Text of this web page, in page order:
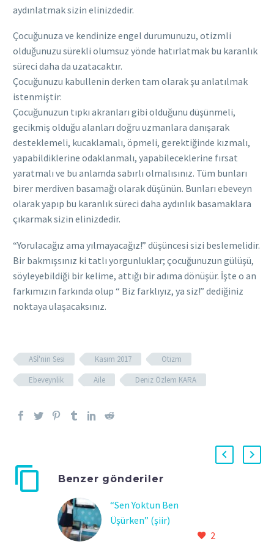
aydınlatmak sizin elinizdedir.
Çocuğunuza ve kendinize engel durumunuzu, otizmli
olduğunuzu sürekli olumsuz yönde hatırlatmak bu karanlık
süreci daha da uzatacaktır.
Çocuğunuzu kabullenin derken tam olarak şu anlatılmak
istenmiştir:
Çocuğunuzun tıpkı akranları gibi olduğunu düşünmeli,
gecikmiş olduğu alanları doğru uzmanlara danışarak
desteklemeli, kucaklamalı, öpmeli, gerektiğinde kızmalı,
yapabildiklerine odaklanmalı, yapabileceklerine fırsat
yaratmalı ve bu anlamda sabırlı olmalısınız. Tüm bunları
birer merdiven basamağı olarak düşünün. Bunları ebeveyn
olarak yapıp bu karanlık süreci daha aydınlık basamaklara
çıkarmak sizin elinizdedir.
“Yorulacağız ama yılmayacağız!” düşüncesi sizi beslemelidir.
Bir bakmışsınız ki tatlı yorgunluklar; çocuğunuzun gülüşü,
söyleyebildiği bir kelime, attığı bir adıma dönüşür. İşte o an
farkımızın farkında olup “ Biz farklıyız, ya siz!” dediğiniz
noktaya ulaşacaksınız.
ASİ'nin Sesi Kasım 2017
Otizm
Ebeveynlik
Aile Deniz Özlem KARA
Benzer gönderiler
“Sen Yoktun Ben
Üşürken” (şiir)
Hüzün, Yoksulluk, Sevgi, 2